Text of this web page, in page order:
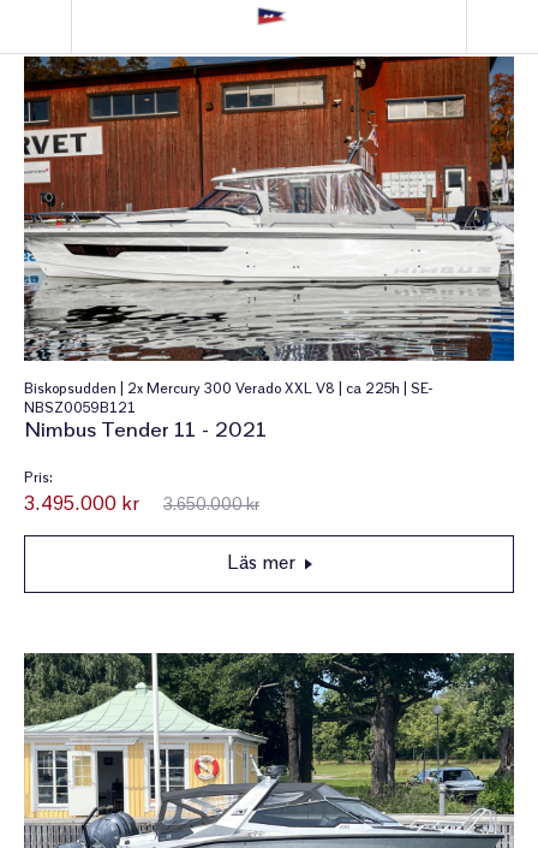
Biskopsudden | 2x Mercury 300 Verado XXL V8 | ca 225h | SE-
NBSZ0059B121
Nimbus Tender 11 - 2021
Pris:
3.495.000 kr 3.650.000 kr
Läs mer